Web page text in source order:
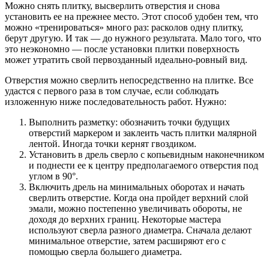
Можно снять плитку, высверлить отверстия и снова
установить ее на прежнее место. Этот способ удобен тем, что
можно «тренироваться» много раз: расколов одну плитку,
берут другую. И так — до нужного результата. Мало того, что
это неэкономно — после установки плитки поверхность
может утратить свой первозданный идеально-ровный вид.
Отверстия можно сверлить непосредственно на плитке. Все
удастся с первого раза в том случае, если соблюдать
изложенную ниже последовательность работ. Нужно:
Выполнить разметку: обозначить точки будущих
отверстий маркером и заклеить часть плитки малярной
лентой. Иногда точки кернят гвоздиком.
Установить в дрель сверло с копьевидным наконечником
и поднести ее к центру предполагаемого отверстия под
углом в 90°.
Включить дрель на минимальных оборотах и начать
сверлить отверстие. Когда она пройдет верхний слой
эмали, можно постепенно увеличивать обороты, не
доходя до верхних границ. Некоторые мастера
используют сверла разного диаметра. Сначала делают
минимальное отверстие, затем расширяют его с
помощью сверла большего диаметра.